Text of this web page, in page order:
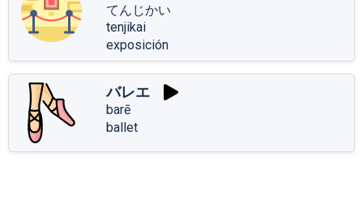
てんじかい
tenjikai
exposición
バレエ
barē
ballet